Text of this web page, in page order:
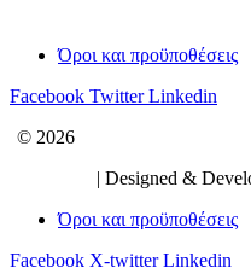
Όροι και προϋποθέσεις
Facebook Twitter Linkedin
© 2026
| Designed &
Όροι και προϋποθέσεις
Facebook X-twitter Linkedin